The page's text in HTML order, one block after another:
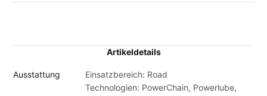
Artikeldetails
Ausstattung
Einsatzbereich: Road
Technologien: PowerChain, Powerlube,